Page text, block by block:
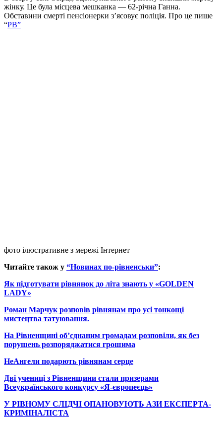
жінку. Це була місцева мешканка — 62-річна Ганна.
Обставини смерті пенсіонерки з’ясовує поліція. Про це пише
“РВ”
фото ілюстративне з мережі Інтернет
Читайте також у “Новинах по-рівненськи”:
Як підготувати рівнянок до літа знають у «GOLDEN
LADY»
Роман Марчук розповів рівнянам про усі тонкощі
мистецтва татуювання.
На Рівненщині об’єднаним громадам розповіли, як без
порушень розпоряджатися грошима
НеАнгели подарють рівнянам серце
Дві учениці з Рівненщини стали призерами
Всеукраїнського конкурсу «Я-європеєць»
У РІВНОМУ СЛІДЧІ ОПАНОВУЮТЬ АЗИ ЕКСПЕРТА-
КРИМІНАЛІСТА